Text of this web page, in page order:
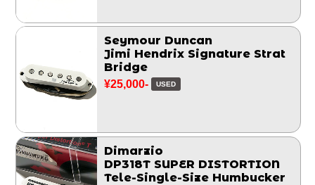
Seymour Duncan
Jimi Hendrix Signature Strat
Bridge
¥25,000- USED
Dimarzio
DP318T SUPER DISTORTION
Tele-Single-Size Humbucker